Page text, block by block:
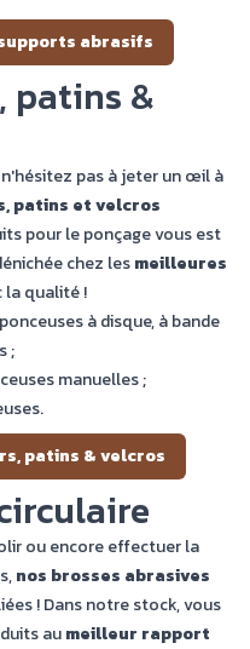
abrasifs
patins &
pas à jeter un œil à
patins et velcros
pour le ponçage vous est
chez lesmeilleures
la qualité !
à disque, à bande
;
manuelles ;
patins & velcros
ou encore effectuer la
nos brosses abrasives
! Dans notre stock, vous
aumeilleur rapport